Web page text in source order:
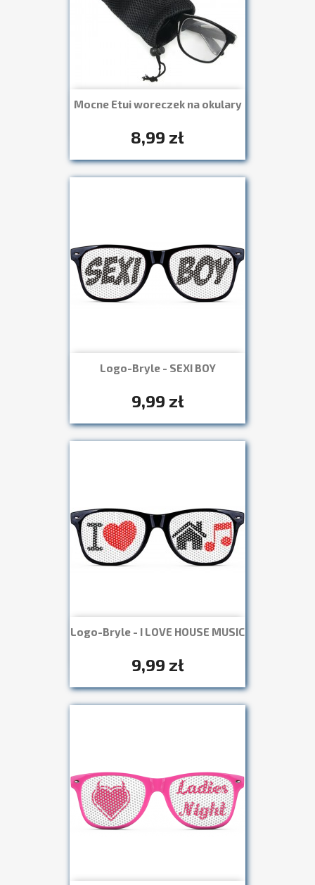
Mocne Etui woreczek na okulary
8,99 zł
Szybki podgląd
Logo-Bryle - SEXI BOY
9,99 zł
Szybki podgląd
Logo-Bryle - I LOVE HOUSE MUSIC
9,99 zł
Szybki podgląd